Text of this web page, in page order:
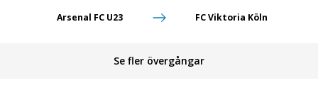
Arsenal FC U23 FC Viktoria Köln
Se fler övergångar